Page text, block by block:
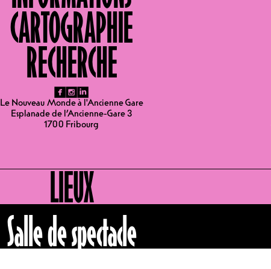
CARTOGRAPHIE
RECHERCHE
fb ig li
Le Nouveau Monde à l'Ancienne Gare
Esplanade de l’Ancienne-Gare 3
1700 Fribourg
HORAIRES 07.01.2027
LIEUX
Salle de spectacle